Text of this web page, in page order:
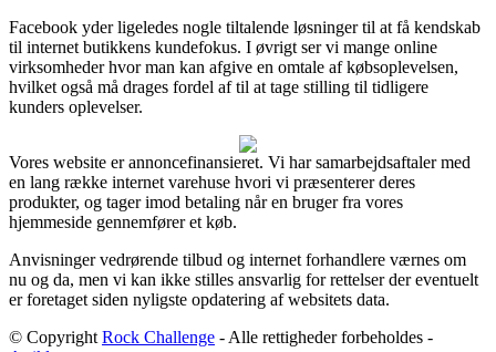
Facebook yder ligeledes nogle tiltalende løsninger til at få kendskab
til internet butikkens kundefokus. I øvrigt ser vi mange online
virksomheder hvor man kan afgive en omtale af købsoplevelsen,
hvilket også må drages fordel af til at tage stilling til tidligere
kunders oplevelser.
Vores website er annoncefinansieret. Vi har samarbejdsaftaler med
en lang række internet varehuse hvori vi præsenterer deres
produkter, og tager imod betaling når en bruger fra vores
hjemmeside gennemfører et køb.
Anvisninger vedrørende tilbud og internet forhandlere værnes om
nu og da, men vi kan ikke stilles ansvarlig for rettelser der eventuelt
er foretaget siden nyligste opdatering af websitets data.
© Copyright Rock Challenge - Alle rettigheder forbeholdes -